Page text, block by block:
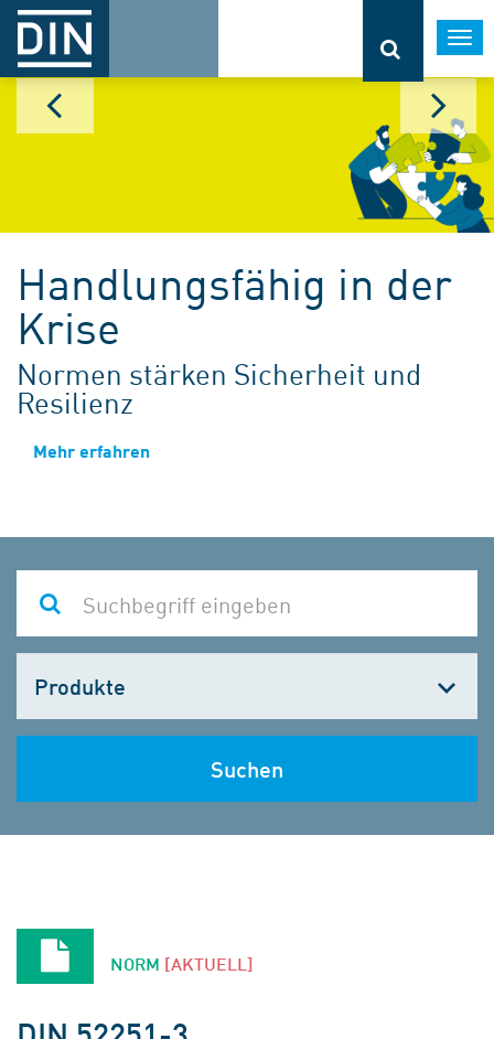
Handlungsfähig in der
Krise
Normen stärken Sicherheit und
Resilienz
Mehr erfahren
wählen
Suchen
NORM [AKTUELL]